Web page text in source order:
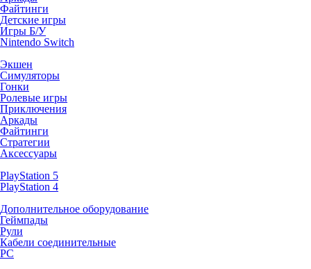
Файтинги
Детские игры
Игры Б/У
Nintendo Switch
Экшен
Симуляторы
Гонки
Ролевые игры
Приключения
Аркады
Файтинги
Стратегии
Аксессуары
PlayStation 5
PlayStation 4
Дополнительное оборудование
Геймпады
Рули
Кабели соединительные
PC